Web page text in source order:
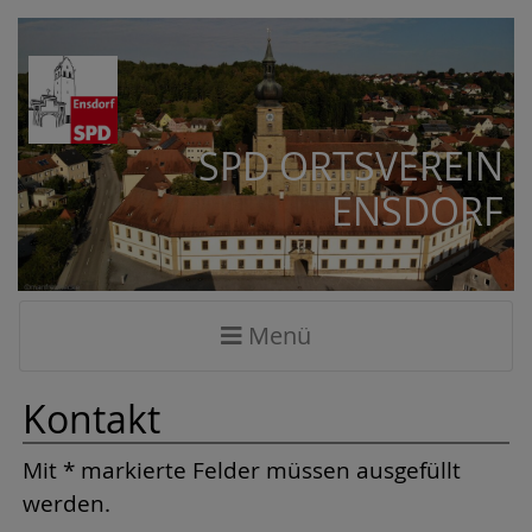
SPD ORTSVEREIN
ENSDORF
Menü
Kontakt
Mit * markierte Felder müssen ausgefüllt
werden.